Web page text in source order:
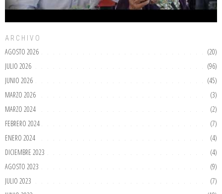
ARCHIVO
AGOSTO 2026
(20)
JULIO 2026
(96)
JUNIO 2026
(45)
MARZO 2026
(3)
MARZO 2024
(2)
FEBRERO 2024
(7)
ENERO 2024
(4)
DICIEMBRE 2023
(4)
AGOSTO 2023
(9)
JULIO 2023
(7)